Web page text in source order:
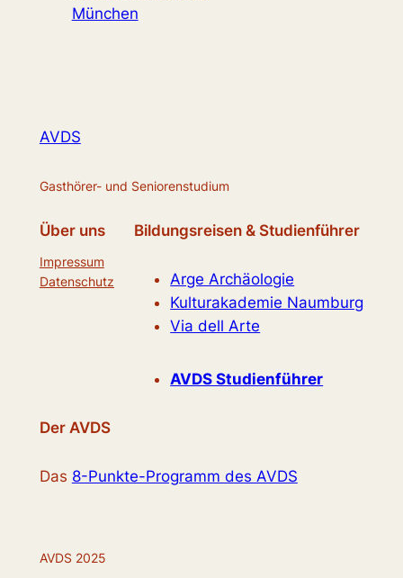
München
AVDS
Gasthörer- und Seniorenstudium
Über uns
Impressum
Datenschutz
Bildungsreisen & Studienführer
Arge Archäologie
Kulturakademie Naumburg
Via dell Arte
AVDS Studienführer
Der AVDS
Das 8-Punkte-Programm des AVDS
AVDS 2025